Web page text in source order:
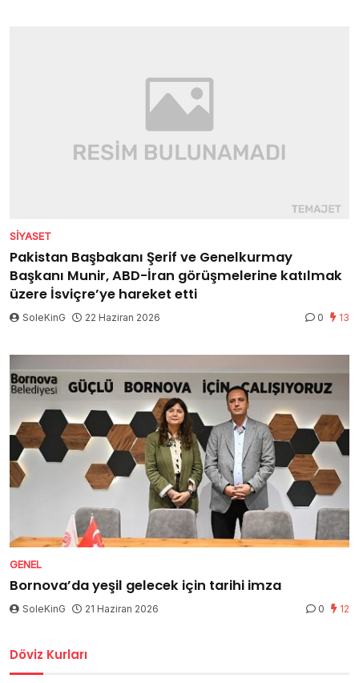
SIYASET
Pakistan Başbakanı Şerif ve Genelkurmay
Başkanı Munir, ABD-İran görüşmelerine katılmak
üzere İsviçre’ye hareket etti
SoleKinG 22 Haziran 2026 0 13
GENEL
Bornova’da yeşil gelecek için tarihi imza
SoleKinG 21 Haziran 2026 0 12
Döviz Kurları